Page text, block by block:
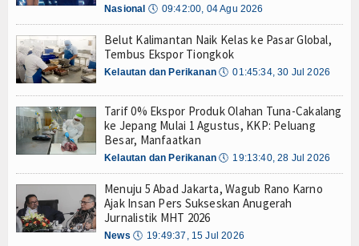
Nasional 🕔 09:42:00, 04 Agu 2026
Belut Kalimantan Naik Kelas ke Pasar Global,
Tembus Ekspor Tiongkok
Kelautan dan Perikanan 🕔 01:45:34, 30 Jul 2026
Tarif 0% Ekspor Produk Olahan Tuna-Cakalang
ke Jepang Mulai 1 Agustus, KKP: Peluang
Besar, Manfaatkan
Kelautan dan Perikanan 🕔 19:13:40, 28 Jul 2026
Menuju 5 Abad Jakarta, Wagub Rano Karno
Ajak Insan Pers Sukseskan Anugerah
Jurnalistik MHT 2026
News 🕔 19:49:37, 15 Jul 2026